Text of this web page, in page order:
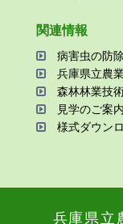
関連情報
病害⾍の防
兵庫県⽴農
森林林業技
⾒学のご案内
様式ダウン
兵庫県⽴